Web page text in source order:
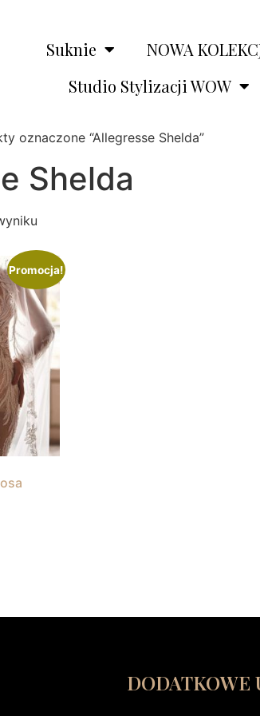
Suknie NOWA
Studio Stylizacji WOW
oznaczone “Allegresse Shelda”
Shelda
Promocja!
DODATKOWE